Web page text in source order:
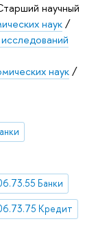
научный
наук/
наук/
Банки
Кредит